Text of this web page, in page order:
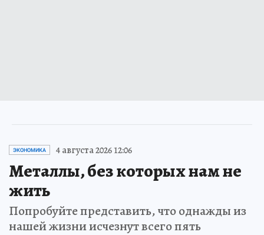
ЭКОНОМИКА 4 августа 2026 12:06
Металлы, без которых нам не
жить
Попробуйте представить, что однажды из
нашей жизни исчезнут всего пять